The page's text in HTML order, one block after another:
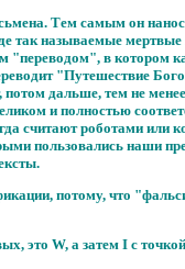
Тем самым он
так называемые
в котором
"Путешествие
потом дальше, тем не
и полностью
считают роботами
пользовались наши
потому, что
это W, а затем I с